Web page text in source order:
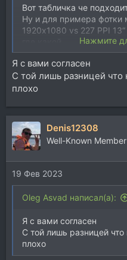
Вот табличка че
Ну и для примера фотки
1920х1080 vs 227 PPI
Нажмите
Я с вами согласен
С той лишь разницей что
плохо
Denis12308
Well-Known Member
19 Фев 2023
Oleg Asvad написал(а):
Я с вами согласен
С той лишь разницей
плохо